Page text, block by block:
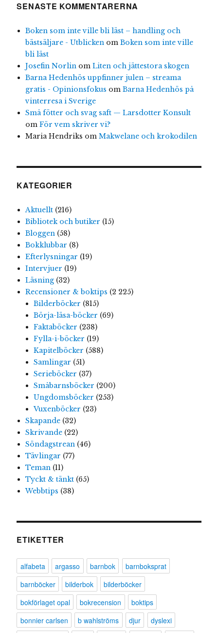
SENASTE KOMMENTARERNA
Boken som inte ville bli läst – handling och
bästsäljare - Utblickenom Boken som inte ville
bli läst
Josefin Norlinom Liten och jättestora skogen
Barna Hedenhös uppfinner julen – streama
gratis - Opinionsfokus om Barna Hedenhös på
vinterresa i Sverige
Små fötter och svag saft — Larsdotter Konsult
om För vem skriver vi?
Maria Hendriks om Makwelane och krokodilen
KATEGORIER
Aktuellt(216)
Bibliotek och butiker (15)
Bloggen(58)
Bokklubbar (8)
Efterlysningar (19)
Intervjuer (19)
Läsning(32)
Recensioner & boktips (2 225)
Bilderböcker (815)
Börja-läsa-böcker (69)
Faktaböcker (238)
Fylla-i-böcker (19)
Kapitelböcker (588)
Samlingar (51)
Serieböcker (37)
Småbarnsböcker (200)
Ungdomsböcker (253)
Vuxenböcker (23)
Skapande(32)
Skrivande(22)
Söndagstrean(46)
Tävlingar (77)
Teman(11)
Tyckt & tänkt(65)
Webbtips (38)
ETIKETTER
alfabeta argasso barnbok
barnboksprat
barnböcker
bilderbok
bilderböcker
bokförlaget opal
bokrecension
boktips
bonnier carlsen
b wahlströms djur
dyslexi